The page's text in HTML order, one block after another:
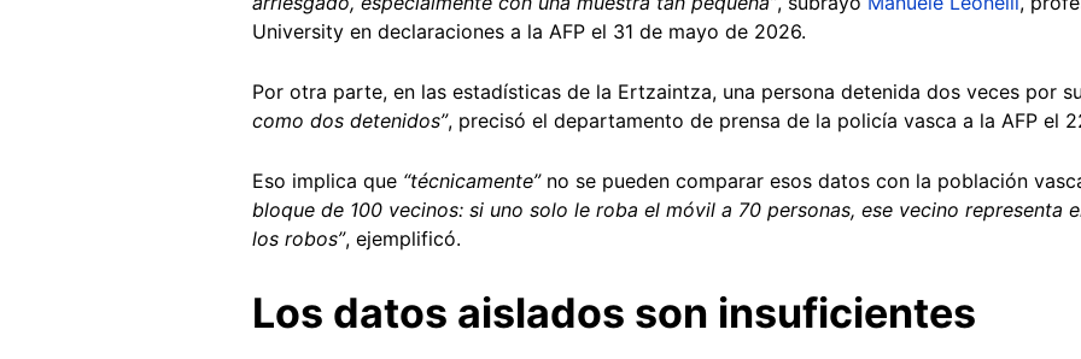
University en declaraciones a la AFP el 31 de mayo de 2026.
Por otra parte, en las estadísticas de la Ertzaintza, una persona detenida dos veces por
como dos detenidos”, precisó el departamento de prensa de la policía vasca a la AFP el
Eso implica que “técnicamente” no se pueden comparar esos datos con la población
bloque de 100 vecinos: si uno solo le roba el móvil a 70 personas, ese vecino representa
los robos”, ejemplificó.
Los datos aislados son insuficientes